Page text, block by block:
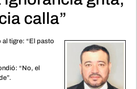
calla”
al tigre: “El pasto
“No, el